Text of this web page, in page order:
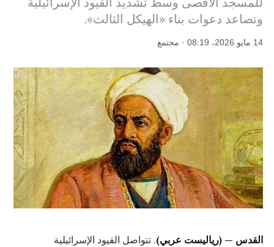
وتصاعد دعوات بناء «الهيكل الثالث».
14 مايو 2026، 08:19 · مجتمع
القدس — (رياليست عربي). تتواصل القيود الإسرائيلية